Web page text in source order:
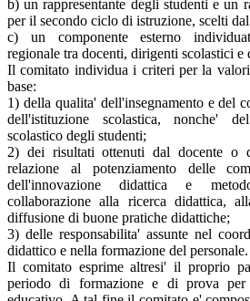
b) un rappresentante degli studenti e un
per il secondo ciclo di istruzione, scelti
c) un componente esterno
regionale tra docenti, dirigenti scolastici e
Il comitato individua i criteri per la
base:
1) della qualita' dell'insegnamento e del
dell'istituzione scolastica, nonche'
scolastico degli studenti;
2) dei risultati ottenuti dal docente o
relazione al potenziamento delle
dell'innovazione didattica e
collaborazione alla ricerca didattica,
diffusione di buone pratiche didattiche;
3) delle responsabilita' assunte nel
didattico e nella formazione del personale.
Il comitato esprime altresi' il proprio
periodo di formazione e di prova per